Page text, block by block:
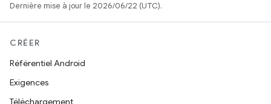
Dernière mise à jour le 2026/06/22 (UTC).
CRÉER
Référentiel Android
Exigences
Téléchargement